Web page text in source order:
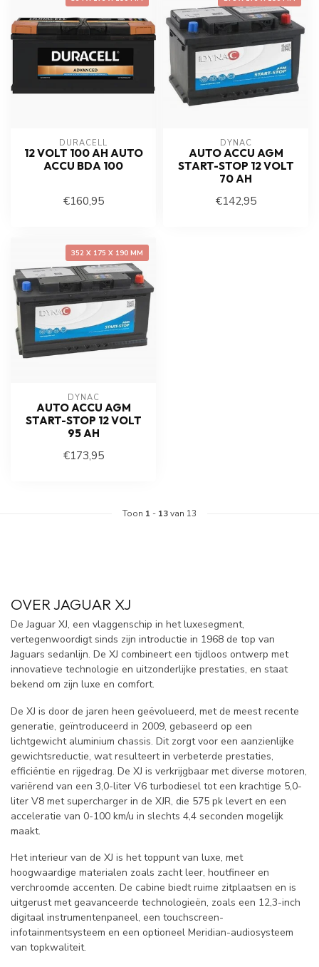
DURACELL
12 VOLT 100 AH AUTO
ACCU BDA 100
€160,95
DYNAC
AUTO ACCU AGM
START-STOP 12 VOLT
70 AH
€142,95
352 X 175 X 190 MM
DYNAC
AUTO ACCU AGM
START-STOP 12 VOLT
95 AH
€173,95
Toon 1 - 13van 13
OVER JAGUAR XJ
De Jaguar XJ, een vlaggenschip in het luxesegment,
vertegenwoordigt sinds zijn introductie in 1968 de top van
Jaguars sedanlijn. De XJ combineert een tijdloos ontwerp met
innovatieve technologie en uitzonderlijke prestaties, en staat
bekend om zijn luxe en comfort.
De XJ is door de jaren heen geëvolueerd, met de meest recente
generatie, geïntroduceerd in 2009, gebaseerd op een
lichtgewicht aluminium chassis. Dit zorgt voor een aanzienlijke
gewichtsreductie, wat resulteert in verbeterde prestaties,
efficiëntie en rijgedrag. De XJ is verkrijgbaar met diverse motoren,
variërend van een 3,0-liter V6 turbodiesel tot een krachtige 5,0-
liter V8 met supercharger in de XJR, die 575 pk levert en een
acceleratie van 0-100 km/u in slechts 4,4 seconden mogelijk
maakt.
Het interieur van de XJ is het toppunt van luxe, met
hoogwaardige materialen zoals zacht leer, houtfineer en
verchroomde accenten. De cabine biedt ruime zitplaatsen en is
uitgerust met geavanceerde technologieën, zoals een 12,3-inch
digitaal instrumentenpaneel, een touchscreen-
infotainmentsysteem en een optioneel Meridian-audiosysteem
van topkwaliteit.